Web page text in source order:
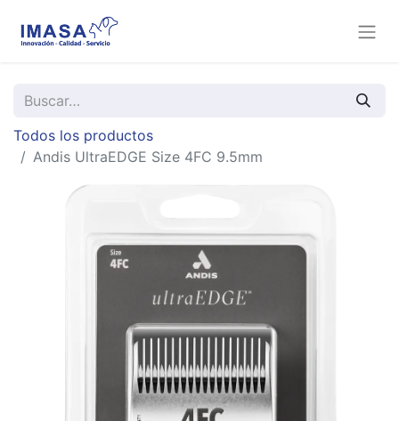
Todos los productos
Andis UltraEDGE Size 4FC 9.5mm